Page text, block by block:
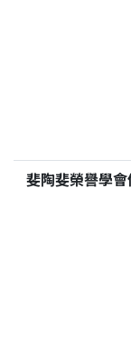
斐陶斐榮譽學